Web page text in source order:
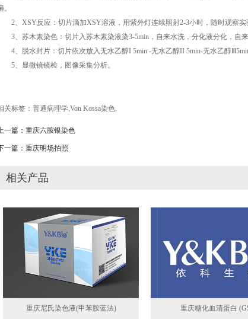
。
2、XSY反应：切片滴加XSY溶液，用紫外灯连续照射2-3小时，随时观察实
3、苏木素染色：切片入苏木素染液染3-5min，自来水洗，分化液分化，自来
4、脱水封片：切片依次放入无水乙醇I 5min -无水乙醇II 5min-无水乙醇Ⅲ5min
5、显微镜镜检，图像采集分析。
关标签： 普通病理学,Von Kossa染色,
一篇： 重庆六胺银染色
一篇： 重庆明场拍照
相关产品
重庆尼氏染色液(甲苯胺蓝法) 重庆糖化血清蛋白